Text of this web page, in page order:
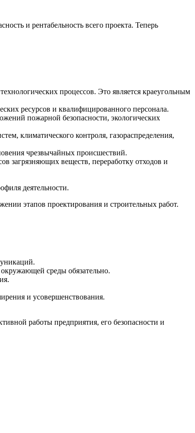
и рентабельность всего проекта. Теперь
процессов. Это является краеугольным
ресурсов и квалифицированного персонала.
пожарной безопасности, экологических
климатического контроля, газораспределения,
чрезвычайных происшествий.
загрязняющих веществ, переработку отходов и
деятельности.
этапов проектирования и строительных работ.
среды обязательно.
и усовершенствования.
работы предприятия, его безопасности и